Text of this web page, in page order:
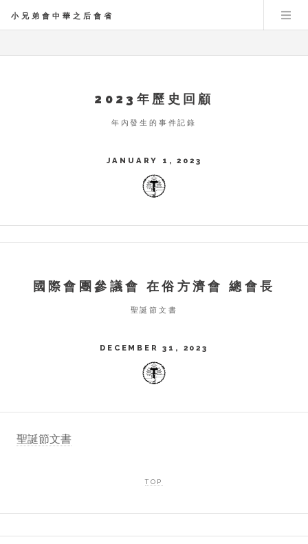
小兄弟會中華之后會省
2023年歷史回顧
年內發生的事件記錄
JANUARY 1, 2023
國際會團參議會 在俗方濟會 總會長
聖誕節文書
DECEMBER 31, 2023
聖誕節文書
TOP